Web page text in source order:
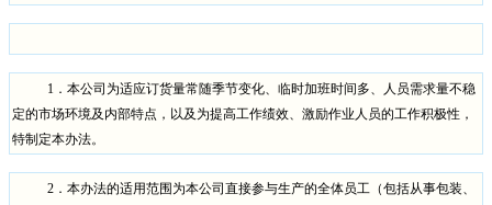
1 ．本公司为适应订货量常随季节变化、临时加班时间多、人员需求量不稳
定的市场环境及内部特点，以及为提高工作绩效、激励作业人员的工作积极性，
特制定本办法。
2 ．本办法的适用范围为本公司直接参与生产的全体员工（包括从事包装、